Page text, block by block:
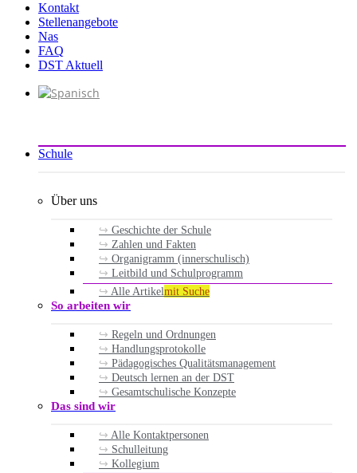
springenKontakt
Stellenangebote
Nas
FAQ
DST Aktuell
Schule
Über uns
Geschichte der Schule
Zahlen und Fakten
Organigramm (innerschulisch)
Leitbild und Schulprogramm
Alle Artikelmit Suche
So arbeiten wir
Regeln und Ordnungen
Handlungsprotokolle
Pädagogisches Qualitätsmanagement
Deutsch lernen an der DST
Gesamtschulische Konzepte
Das sind wir
Alle Kontaktpersonen
Schulleitung
Kollegium